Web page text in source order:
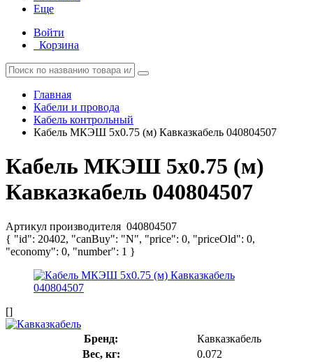
Еще
Войти
Корзина
Главная
Кабели и провода
Кабель контрольный
Кабель МКЭШ 5х0.75 (м) Кавказкабель 040804507
Кабель МКЭШ 5х0.75 (м)
Кавказкабель 040804507
Артикул производителя 040804507
{ "id": 20402, "canBuy": "N", "price": 0, "priceOld": 0,
"economy": 0, "number": 1 }
[]
Бренд:
Кавказкабель
Вес, кг:
0.072